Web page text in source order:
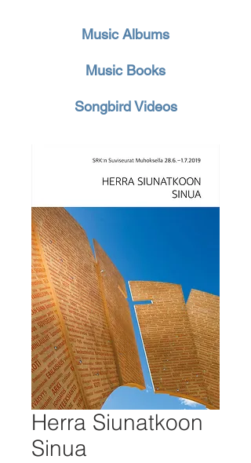
Music Albums
Music Books
Songbird Videos
Herra Siunatkoon
Sinua